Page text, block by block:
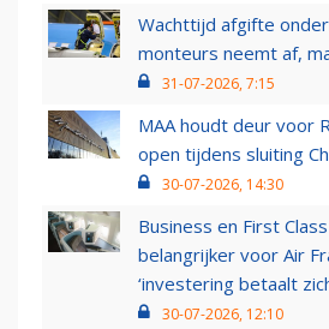
Wachttijd afgifte
monteurs neemt af,
31-07-2026, 7:15
MAA houdt deur voor
open tijdens sluiting
30-07-2026, 14:30
Business en First
belangrijker voor Air
‘investering betaalt
30-07-2026, 12:10